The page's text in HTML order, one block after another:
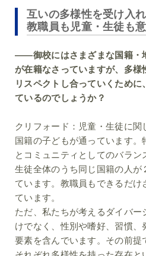
互いの多様性を受け入
教職員も児童・生徒も
――御校にはさまざまな国籍・
が在籍なさっていますが、多様
リスペクトし合っていくため
ているのでしょうか？
クリフォード： 児童・生徒に
国籍の子どもが通っています。
とコミュニティとしてのバラン
生徒全体のうち同じ国籍の人が
ています。教職員もできるだけ
ています。
ただ、私たちが考えるダイバ
けでなく、性別や嗜好、習慣
要素を含んでいます。その前